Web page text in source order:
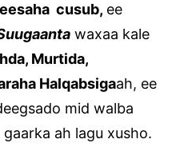
cusub, ee
waxaa kale
Murtida,
Halqabsigaah, ee
mid walba
ah lagu xusho.